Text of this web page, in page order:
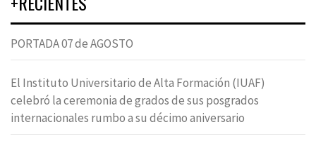
PORTADA 07 de AGOSTO
El Instituto Universitario de Alta Formación (IUAF)
celebró la ceremonia de grados de sus posgrados
internacionales rumbo a su décimo aniversario